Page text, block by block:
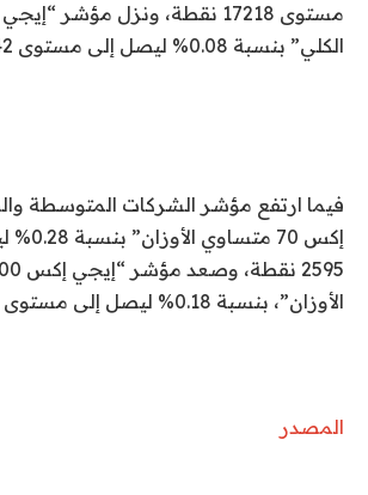
الكلي” بنسبة 0.08% ليصل إلى مستوى 6042 نقطة.
فيما ارتفع مؤشر الشركات المتوسطة
إكس 70
الأوزان”، بنسبة 0.18% ليصل إلى مستوى 3851 نقطة.
المصدر